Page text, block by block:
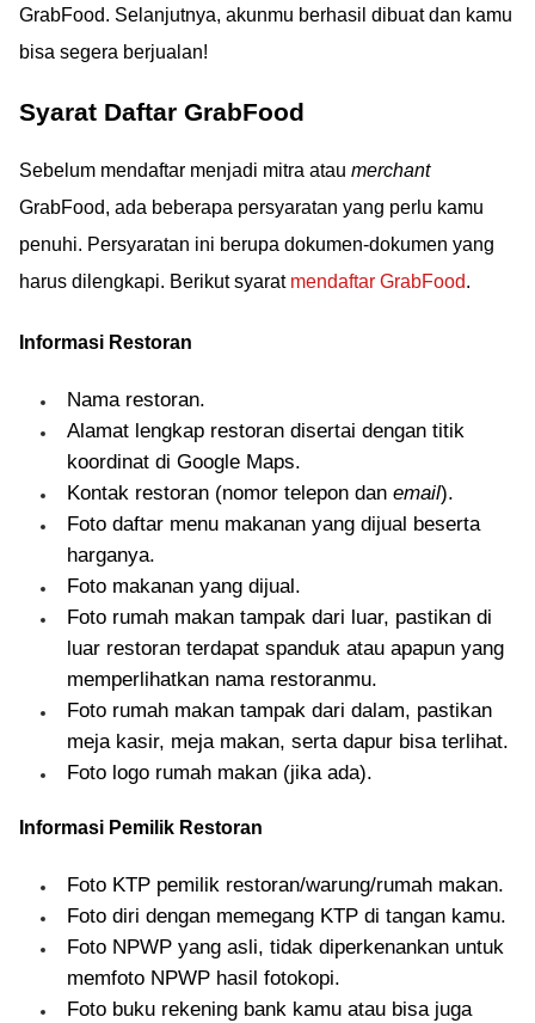
GrabFood. Selanjutnya, akunmu berhasil dibuat dan kamu
bisa segera berjualan!
Syarat Daftar GrabFood
Sebelum mendaftar menjadi mitra atau merchant
GrabFood, ada beberapa persyaratan yang perlu kamu
penuhi. Persyaratan ini berupa dokumen-dokumen yang
harus dilengkapi. Berikut syarat mendaftar GrabFood.
Informasi Restoran
Nama restoran.
Alamat lengkap restoran disertai dengan titik
koordinat di Google Maps.
Kontak restoran (nomor telepon dan email).
Foto daftar menu makanan yang dijual beserta
harganya.
Foto makanan yang dijual.
Foto rumah makan tampak dari luar, pastikan di
luar restoran terdapat spanduk atau apapun yang
memperlihatkan nama restoranmu.
Foto rumah makan tampak dari dalam, pastikan
meja kasir, meja makan, serta dapur bisa terlihat.
Foto logo rumah makan (jika ada).
Informasi Pemilik Restoran
Foto KTP pemilik restoran/warung/rumah makan.
Foto diri dengan memegang KTP di tangan kamu.
Foto NPWP yang asli, tidak diperkenankan untuk
memfoto NPWP hasil fotokopi.
Foto buku rekening bank kamu atau bisa juga